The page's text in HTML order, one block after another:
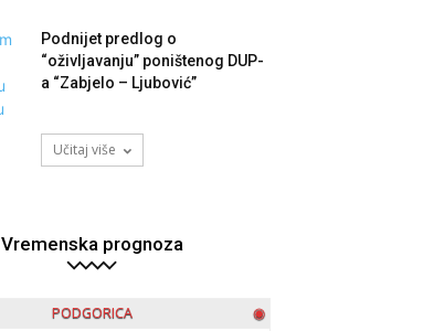
Podnijet predlog o
“oživljavanju” poništenog DUP-
a “Zabjelo – Ljubović”
Učitaj više
Vremenska prognoza
PODGORICA ◉